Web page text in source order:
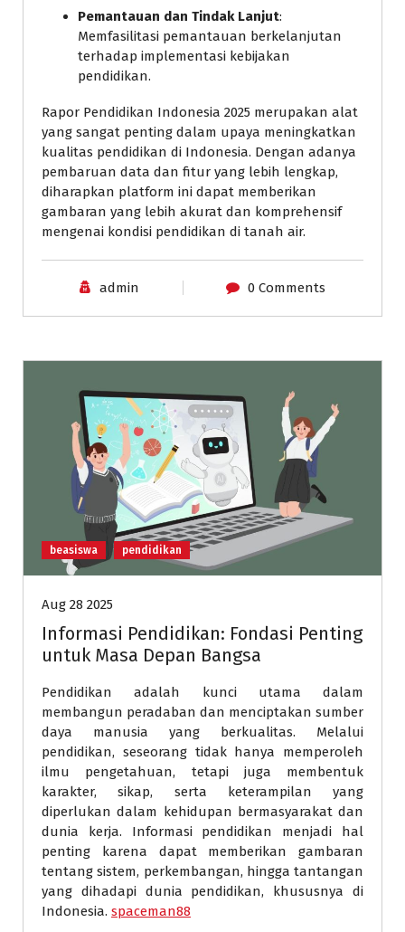
Pemantauan dan Tindak Lanjut:
Memfasilitasi pemantauan berkelanjutan
terhadap implementasi kebijakan
pendidikan.
Rapor Pendidikan Indonesia 2025 merupakan alat
yang sangat penting dalam upaya meningkatkan
kualitas pendidikan di Indonesia. Dengan adanya
pembaruan data dan fitur yang lebih lengkap,
diharapkan platform ini dapat memberikan
gambaran yang lebih akurat dan komprehensif
mengenai kondisi pendidikan di tanah air.
admin 0 Comments
beasiswa pendidikan
Aug 28 2025
Informasi Pendidikan: Fondasi Penting
untuk Masa Depan Bangsa
Pendidikan adalah kunci utama dalam
membangun peradaban dan menciptakan sumber
daya manusia yang berkualitas. Melalui
pendidikan, seseorang tidak hanya memperoleh
ilmu pengetahuan, tetapi juga membentuk
karakter, sikap, serta keterampilan yang
diperlukan dalam kehidupan bermasyarakat dan
dunia kerja. Informasi pendidikan menjadi hal
penting karena dapat memberikan gambaran
tentang sistem, perkembangan, hingga tantangan
yang dihadapi dunia pendidikan, khususnya di
Indonesia. spaceman88